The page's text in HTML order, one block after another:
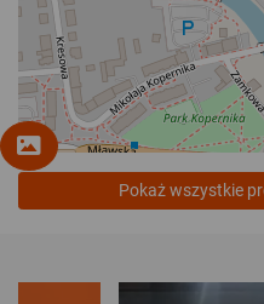
Pokaż wszystkie